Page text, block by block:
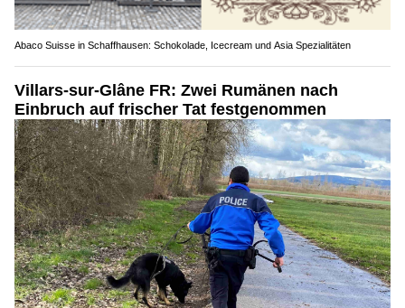
Abaco Suisse in Schaffhausen: Schokolade, Icecream und Asia Spezialitäten
Villars-sur-Glâne FR: Zwei Rumänen nach
Einbruch auf frischer Tat festgenommen